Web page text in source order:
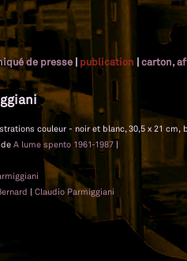
de presse | publication |carton,
couleur - noir et blanc, 30,5 x 21
A lume spento 1961-1987|
| Claudio Parmiggiani